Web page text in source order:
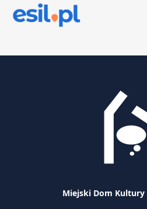
Miejski Dom Kultury